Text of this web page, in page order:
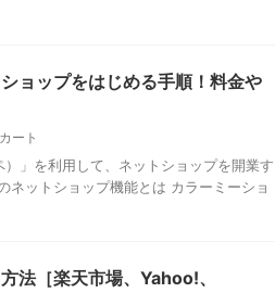
ョップをはじめる手順！料金や
ート
」を利用して、ネットショップを開業す
ネットショップ機能とは カラーミーショ
法［楽天市場、Yahoo!、